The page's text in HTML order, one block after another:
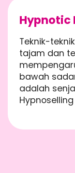
Hypnotic
Teknik-
tajam dan
bawah
adalah
Hypnoselling